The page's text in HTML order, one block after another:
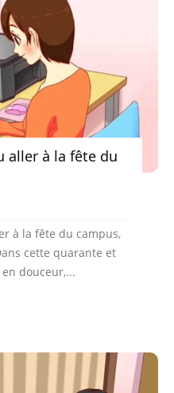
aller à la fête du
à la fête du campus,
cette quarante et
douceur,...